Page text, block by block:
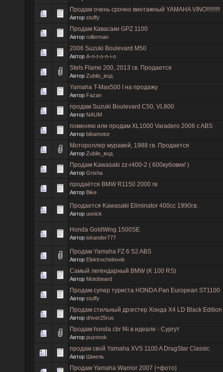
Продам очень срочно винтажный YAMAHA VINO!!!!!!!!!
Автор stuffy
Продам Кавасаки GPZ 1100
Автор rollerman
2006 Suzuki Boulevard M50
Автор A-n-t-o-n-i-o
Stels Flame 200, 2013 г.в. Продается
Автор Zubilo_вод
Yamaha T-Max500 I на продажу
Автор Fazan
продам Suzuki Boulevard C50, VL800
Автор NAUM
поменяю или продам XL1000 Varadero 2006 c ABS
Автор bibamotor
Мотороллер муравей, 1988 г.в. Продается
Автор Zubilo_вод
Продам Kawasaki zz-r400-2 ( 600кубовик! )
Автор Grisha
продаётся BMW R1150 2000 гв
Автор Bike
Продается Kawasaki Eliminator 400сс 1990г.в.
Автор uonick
Honda GoldWing 1500SE
Автор iskander777
Продам Yamaha FZ 6 S2 ABS
Автор Elektrochelovek
Самый легендарный BMW (K 100 RS)
Автор Motobeard
Продам супер туриста HONDA Pan European ST1100
Автор stuffy
Продам стильный дрэгстер Хонда Х4 LD Black Edition
Автор driver25rus
Продам honda cbr f4i в идеале - Сургут
Автор puzenok
продам свой Yamaha XVS 1100 A DragStar Classic
Автор Шмель
Продам Yamaha Warrior 2007 (+фото)